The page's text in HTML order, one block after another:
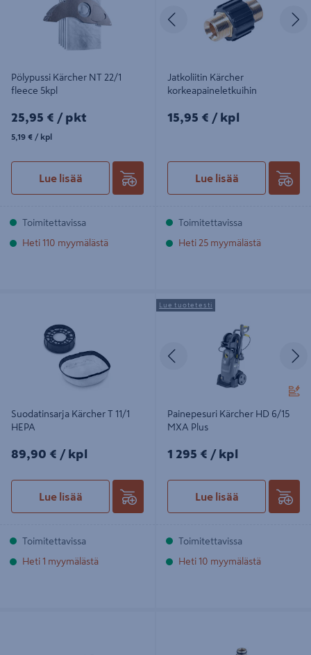
Pölypussi Kärcher NT 22/1
fleece 5kpl
25,95€/pkt
25,95 € / pkt
5,19€/kpl
5,19 € / kpl
Lue lisää
Toimitettavissa
Heti 110 myymälästä
Edellinen
Jatkoliitin Kärcher
korkeapaineletkuihin
15,95€/kpl
15,95 € / kpl
Lue lisää
Toimitettavissa
Heti 25 myymälästä
Suodatinsarja Kärcher T 11/1
HEPA
89,90€/kpl
89,90 € / kpl
Lue lisää
Toimitettavissa
Heti 1 myymälästä
Painepesuri Kärcher HD 6/15 MXA
Plus
Edellinen
Painepesuri Kärcher HD 6/15
MXA Plus
1295€/kpl
1 295 € / kpl
Lue lisää
Lue tuotetesti
Toimitettavissa
Heti 10 myymälästä